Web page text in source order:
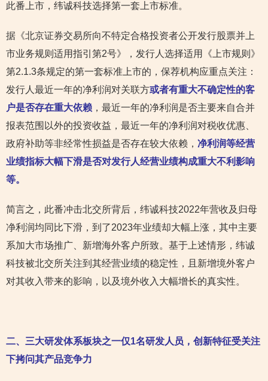
此番上市，纬诚科技选择第一套上市标准。
据《北京证券交易所向不特定合格投资者公开发行股票并上
市业务规则适用指引第2号》，发行人选择适用《上市规则》
第2.1.3条规定的第一套标准上市的，保荐机构应重点关注：
发行人最近一年的净利润对关联方或者有重大不确定性的客
户是否存在重大依赖 ，最近一年的净利润是否主要来自合并
报表范围以外的投资收益，最近一年的净利润对税收优惠、
政府补助等非经常性损益是否存在较大依赖， 净利润等经营
业绩指标大幅下滑是否对发行人经营业绩构成重大不利影响
等。
简言之，此番冲击北交所背后，纬诚科技2022年营收及归母
净利润均同比下滑，到了2023年业绩却大幅上涨，其中主要
系加大市场推广、新增海外客户所致。基于上述情形，纬诚
科技被北交所关注到其经营业绩的稳定性，且新增境外客户
对其收入带来的影响，以及境外收入大幅增长的真实性。
二、三大研发体系板块之一仅1名研发人员，创新特征受关注
下拷问其产品竞争力